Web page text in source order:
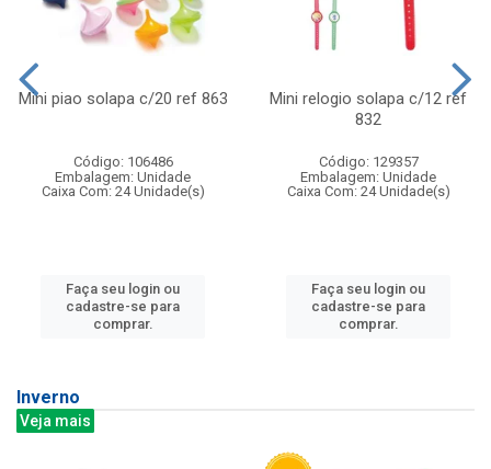
Mini piao solapa c/20 ref 863
Código: 106486
Embalagem: Unidade
Caixa Com: 24 Unidade(s)
Faça seu login ou
cadastre-se para
comprar.
Mini relogio solapa c/12 ref
832
Código: 129357
Embalagem: Unidade
Caixa Com: 24 Unidade(s)
Faça seu login ou
cadastre-se para
comprar.
Inverno
Veja mais